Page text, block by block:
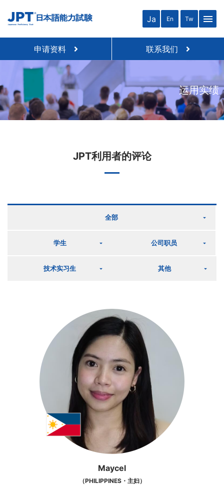
Ja En Tw menu
申请资料 联系我们
运用实绩
JPT利用者的评论
全部
学生 公司职员
技术实习生 其他
Maycel
（PHILIPPINES・主妇）